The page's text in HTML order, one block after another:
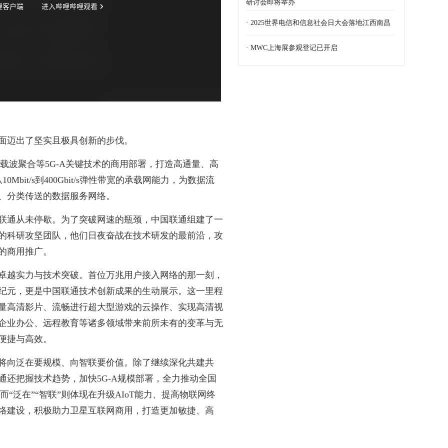
迈出了坚实且极具创新的步伐。
波聚合等5G-A关键技术的商用部署，打造高通量、高
s到400Gbit/s弹性带宽的承载网能力，为数据流
类传送的数据服务网络。
通从未停歇。为了突破网速的瓶颈，中国联通组建了一
科研攻坚团队，他们日夜奋战在技术研发的最前沿，攻
商用推广。
实力与技术突破。首位万兆用户接入网络的那一刻，
元，更是中国联通技术创新成果的生动展示。这一里程
高清影片、流畅进行超大型游戏的云操作、实现高清视
业办公、远程教育等诸多领域带来前所未有的变革与无
捷与高效。
向泛在要规模、向智联要价值。除了继续深化共建共
还把握技术趋势，加快5G-A规模部署，全力推动全国
“泛在”“智联”则体现在升级AIoT能力、提高物联网终
建设，积极助力卫星互联网商用，打造更加敏捷、高
研讨会即将举办
· 2025世界电信和信息社会日大会落地江西南昌
· MWC上海展参观登记已开启